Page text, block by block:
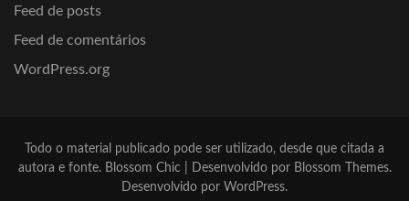
Feed de posts
Feed de comentários
WordPress.org
Todo o material publicado pode ser utilizado, desde que citada a
autora e fonte.Blossom Chic | Desenvolvido por Blossom Themes.
Desenvolvido por WordPress.